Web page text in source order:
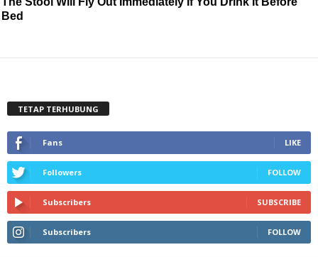
Bed
TETAP TERHUBUNG
Fans LIKE
Followers FOLLOW
Subscribers SUBSCRIBE
Subscribers FOLLOW